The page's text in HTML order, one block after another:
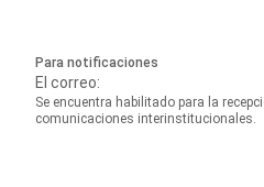
Para notificaciones
El correo:
Se encuentra habilitado para la
comunicaciones interinstitucionales.